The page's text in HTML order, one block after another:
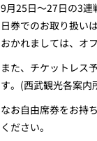
9月25日～27日の3連
日券でのお取り扱い
おかれましては、オ
また、チケットレス
す。(西武観光各案内
なお自由席券をお持
ください。